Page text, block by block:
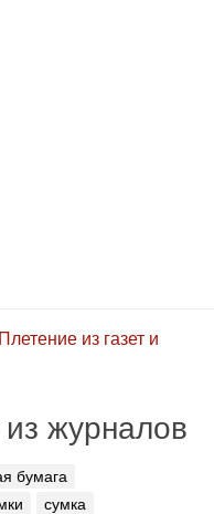
Плетение из газет и
из журналов
бумага
сумка